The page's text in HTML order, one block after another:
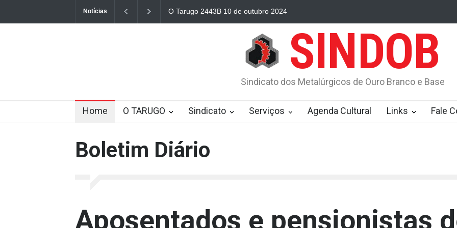
Notícias O Tarugo 2443B 10 de outubro 2024 Tarifas de água
SINDOB
Sindicato dos Metalúrgicos de Ouro Branco e Base
Home O TARUGO Sindicato Serviços Agenda Cultural Links Fale
Boletim Diário
Aposentados e pensionistas